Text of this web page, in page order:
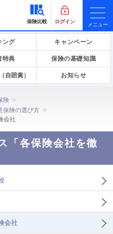
保険比較 ログイン
メニュー
ング キャンペーン
特典 保険の基礎知識
自賠責） お知らせ
険
保険の選び方
会社
「各保険会社を徹
会社